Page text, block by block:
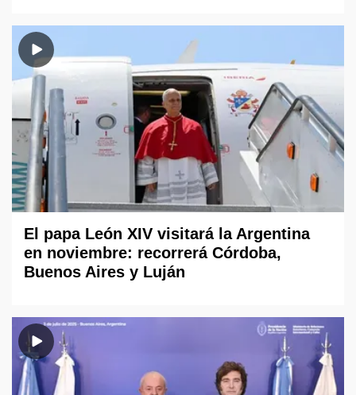
El papa León XIV visitará la Argentina
en noviembre: recorrerá Córdoba,
Buenos Aires y Luján